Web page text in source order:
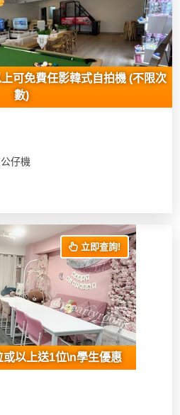
可免費任影韓式自拍機 (不限次
數)
仔機
立即查詢!
以上送1位\n學生優惠